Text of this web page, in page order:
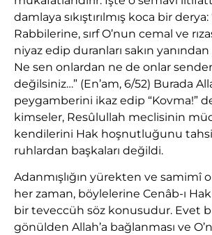
damlaya sıkıştırılmış koca bir
Rabbilerine, sırf O’nun cemal ve
niyaz edip duranları sakın
Ne sen onlardan ne de onlar
değilsiniz…” (En’am, 6/52) Burada
peygamberini ikaz edip “Kovma!”
kimseler, Resûlullah meclisinin
kendilerini Hak hoşnutluğunu
ruhlardan başkaları değildi.
Adanmışlığın yürekten ve samimî
her zaman, böylelerine Cenâb-ı Hak
bir teveccüh söz konusudur. Evet
gönülden Allah’a bağlanması ve